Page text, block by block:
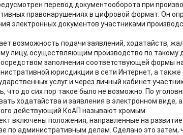
перевод документооборота при
правонарушениях в цифровой формат. Он
электронных документов участниками
возможность подачи заявлений, ходатайств,
лицу, осуществляющим производство по такому
заполнения соответствующей формы
юрисдикции в сети Интернет, а
услуг и через личный кабинет
что до сих пор такое было не возможно. По
ходатайства и заявления в электронном виде,
действующий КоАП называют хромым.
включены положения, направленные на
по административным делам. Сделано это затем,